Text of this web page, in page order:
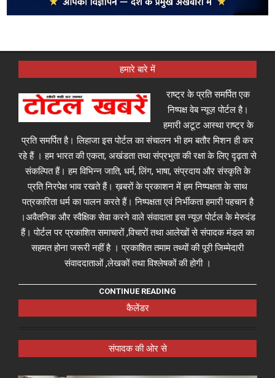
हमारे बारे में
राष्ट्र के प्रति समर्पित एक
निष्पक्ष वेब न्यूज़ पोर्टल है।
हमारी अटूट आस्था राष्ट्र के
प्रति समर्पित है। लिहाजा इस पोर्टल का संचालन भी हम बतौर मिशन ही कर
रहे हैं । हम भारत की एकता, अखंडता तथा संप्रभुता की रक्षा के लिए दृढ़ता से
संकल्पित हैं। हम विभिन्न जाति, धर्म, लिंग, भाषा, संप्रदाय और संस्कृति के
प्रति निरपेक्ष भाव रखते हैं। ख़बरों के प्रकाशन में हम निष्पक्षता के साथ
पत्रकारिता धर्म का पालन करते हैं। निष्पक्षता एवं निर्भीकता हमारी पहचान है
।अवैतनिक और स्वैक्षिक सेवा करने वाले संवादाता इस न्यूज़ पोर्टल के मेरुदंड
हैं। पोर्टल पर प्रकाशित समाचारों ,विचारों तथा आलेखों से संपादक मंडल का
सहमत होना जरूरी नहीं है । प्रकाशित तमाम तथ्यों की पूरी जिम्मेदारी
संवाददाताओं ,लेखकों तथा विश्लेषकों की होगी ।
CONTINUE READING
कैलेंडर
संपादक की ओर से